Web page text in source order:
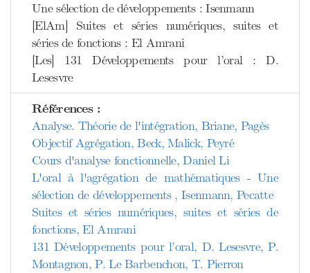
Une sélection de développements : Isenmann
[ElAm] Suites et séries numériques, suites et
séries de fonctions : El Amrani
[Les] 131 Développements pour l’oral : D.
Lesesvre
Références :
Analyse. Théorie de l'intégration, Briane, Pagès
Objectif Agrégation, Beck, Malick, Peyré
Cours d'analyse fonctionnelle, Daniel Li
L'oral à l'agrégation de mathématiques - Une
sélection de développements , Isenmann, Pecatte
Suites et séries numériques, suites et séries de
fonctions, El Amrani
131 Développements pour l’oral, D. Lesesvre, P.
Montagnon, P. Le Barbenchon, T. Pierron